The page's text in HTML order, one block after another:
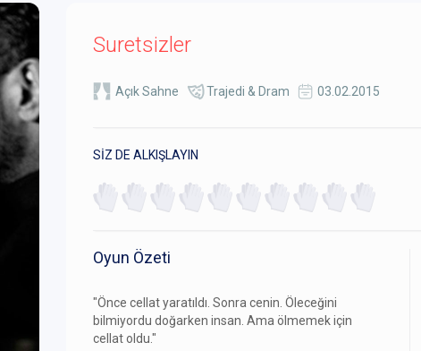
Suretsizler
Açık Sahne Trajedi & Dram 03.02.2015
SİZ DE ALKIŞLAYIN
Oyun Özeti
"Önce cellat yaratıldı. Sonra cenin. Öleceğini
bilmiyordu doğarken insan. Ama ölmemek için
cellat oldu."